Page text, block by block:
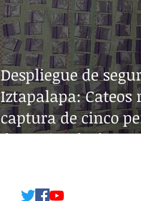
Despliegue de
Iztapalapa:
captura de cinco
decomiso de